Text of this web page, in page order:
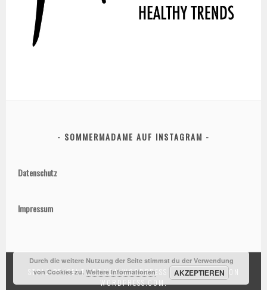
SOMMERMADAME AUF INSTAGRAM
Datenschutz
Impressum
STOLZ PRÄSENTIERT VON WORDPRESS |THEME: SELA VON
WORDPRESS.COM.
Durch die weitere Nutzung der Seite stimmst du der Verwendung
von Cookies zu.Weitere Informationen AKZEPTIEREN